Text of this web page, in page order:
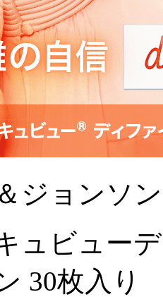
ジョンソン
ュビュー
30枚入り